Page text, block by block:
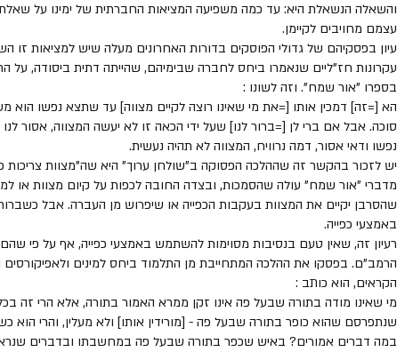
והשאלה הנשאלת היא: עד כמה משפיעה המציאות החברתית של ימינו על
עצמם מחויבים לקיימן.
עיון בפסקיהם של גדולי הפוסקים בדורות האחרונים מעלה שיש למציאות זו
עקרונות חז"ליים שנאמרו ביחס לחברה שבימיהם, שהייתה דתית ביסודה, על
בספרו "אור שמח". וזה לשונו :
הא [=זה] דמכין אותו [=את מי שאינו רוצה לקיים מצווה] עד שתצא נפשו הוא
סוכה. אבל אם ברי לן [=ברור לנו] שעל ידי הכאה זו לא יעשה המצווה, אסור
נפשו ודאי אסור, דמה נרוויח, המצווה לא תהיה נעשית.
יש לזכור בהקשר זה שההלכה הפסוקה ב"שולחן ערוך" היא שה"מצוות צריכות
מדברי "אור שמח" עולה שהסמכות, ובצדה החובה לכפות על קיום מצוות או
שהסרבן יקיים את המצוות בעקבות הכפייה או שיפרוש מן העברה. אבל
באמצעי כפייה.
רעיון זה, שאין טעם בנסיבות מסוימות להשתמש באמצעי כפייה, אף על פי
הרמב"ם. בפסקו את ההלכה המתחייבת מן התלמוד ביחס למינים ולאפיקורסים
הקראים, הוא כותב :
מי שאינו מודה בתורה שבעל פה אינו זקן ממרא האמור בתורה, אלא הרי זה
שנתפרסם שהוא כופר בתורה שבעל פה - [מורידין אותו] ולא מעלין, והרי הוא
במה דברים אמורים? באיש שכפר בתורה שבעל פה במחשבתו ובדברים